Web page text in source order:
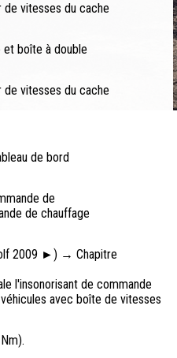
vitesses du cache
et boîte à double
vitesses du cache
de bord
de
de chauffage
2009 ►) → Chapitre
l'insonorisant de commande
avec boîte de vitesses